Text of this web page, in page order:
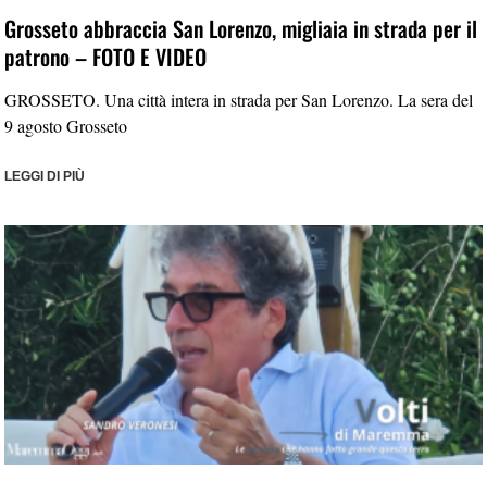
Grosseto abbraccia San Lorenzo, migliaia in strada per il
patrono – FOTO E VIDEO
GROSSETO. Una città intera in strada per San Lorenzo. La sera del
9 agosto Grosseto
LEGGI DI PIÙ